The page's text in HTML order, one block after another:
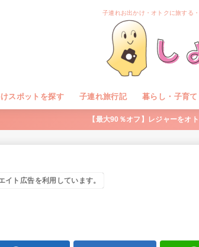
子連れお出かけ・オトクに旅する
スポットを探す 子連れ旅行記 暮らし・子育て
【最大90％オフ】レジャーをオ
イト広告を利用しています。